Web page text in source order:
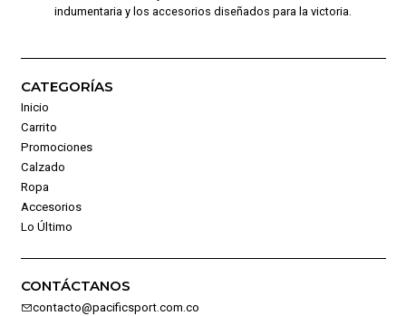
indumentaria y los accesorios diseñados para la victoria.
CATEGORÍAS
Inicio
Carrito
Promociones
Calzado
Ropa
Accesorios
Lo Último
CONTÁCTANOS
contacto@pacificsport.com.co